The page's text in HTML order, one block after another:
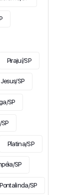
Pirajuí/SP
SP
SP
Platina/SP
SP
Pontalinda/SP